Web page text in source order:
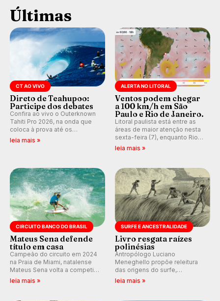
Últimas
CT AO VIVO
Direto de Teahupoo:
Participe dos debates
Confira ao vivo o Outerknown
Tahiti Pro 2026, na onda que
coloca à prova até os
melhores surfistas do mundo.
etapas da WSL.
leia mais »
ALERTA NO LITORAL
Ventos podem chegar
a 100 km/h em São
Paulo e Rio de Janeiro.
Litoral paulista está entre as
áreas de maior atenção nesta
sexta-feira (7), enquanto Rio
de Janeiro também recebe
km/h em Itanhaém.
leia mais »
CIRCUITO BANCO DO BRASIL
Mateus Sena defende
título em casa
Campeão do circuito em 2024
na Praia de Miami, natalense
Mateus Sena volta a competir
em casa em busca de manter a
leia mais »
SURFE E ANCESTRALIDADE
Livro resgata raízes
polinésias
Antropólogo Luciano
Meneghello propõe releitura
das origens do surfe,
resgatando a cultura polinésia
leia mais »